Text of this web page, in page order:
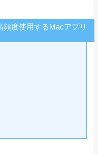
度使用するMacアプリ